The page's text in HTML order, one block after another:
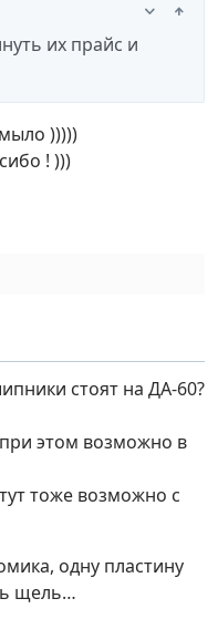
их прайс и
)))))
! )))
стоят на ДА-60?
при этом возможно в
тоже возможно с
одну пластину
щель…